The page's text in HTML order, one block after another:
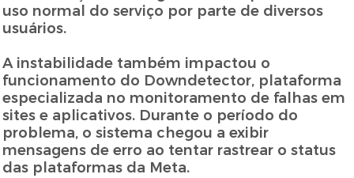
uso normal do serviço por parte de diversos
usuários.
A instabilidade também impactou o
funcionamento do Downdetector, plataforma
especializada no monitoramento de falhas em
sites e aplicativos. Durante o período do
problema, o sistema chegou a exibir
mensagens de erro ao tentar rastrear o status
das plataformas da Meta.